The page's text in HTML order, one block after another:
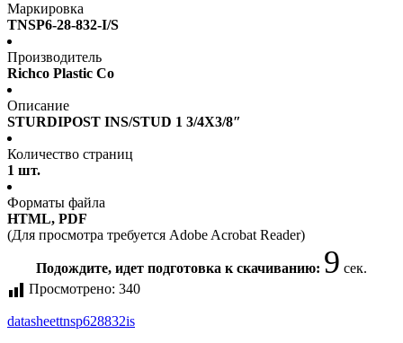
Маркировка
TNSP6-28-832-I/S
Производитель
Richco Plastic Co
Описание
STURDIPOST INS/STUD 1 3/4X3/8″
Количество страниц
1 шт.
Форматы файла
HTML, PDF
(Для просмотра требуется Adobe Acrobat Reader)
Подождите, идет подготовка к скачиванию: 9 сек.
Просмотрено: 340
datasheettnsp628832is